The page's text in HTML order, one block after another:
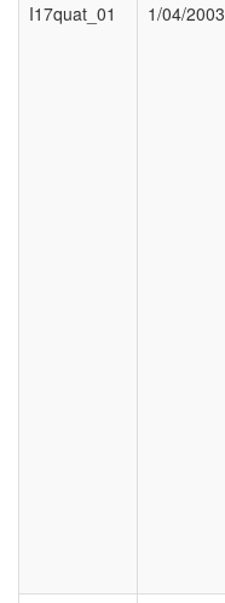
I17quat_01
1/04/2003